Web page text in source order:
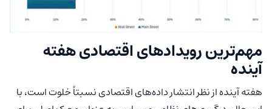
مهم‌ترین رویدادهای اقتصادی هفته
آینده
هفته آینده از نظر انتشار داده‌های اقتصادی نسبتاً خلوت است، با